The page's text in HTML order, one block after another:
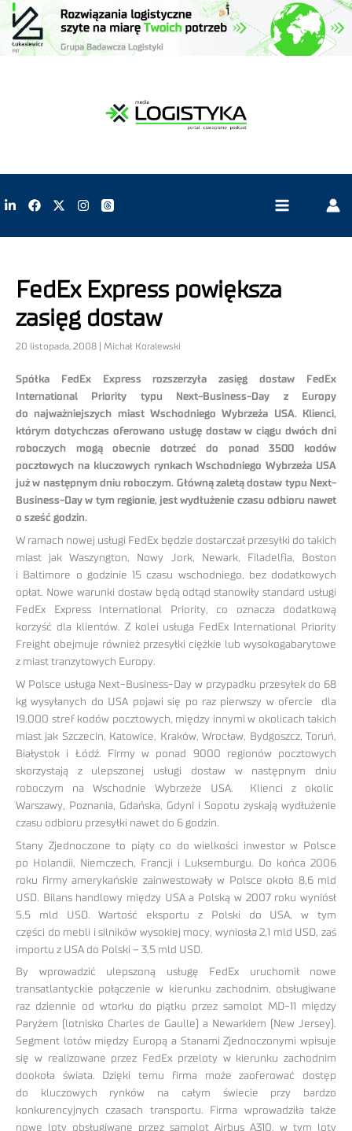
FedEx Express powiększa
zasięg dostaw
20 listopada, 2008 | Michał Koralewski
Spółka FedEx Express rozszerzyła zasięg dostaw FedEx
International Priority typu Next-Business-Day z Europy
do najważniejszych miast Wschodniego Wybrzeża USA. Klienci,
którym dotychczas oferowano usługę dostaw w ciągu dwóch dni
roboczych mogą obecnie dotrzeć do ponad 3500 kodów
pocztowych na kluczowych rynkach Wschodniego Wybrzeża USA
już w następnym dniu roboczym. Główną zaletą dostaw typu Next-
Business-Day w tym regionie, jest wydłużenie czasu odbioru nawet
o sześć godzin.
W ramach nowej usługi FedEx będzie dostarczał przesyłki do takich
miast jak Waszyngton, Nowy Jork, Newark, Filadelfia, Boston
i Baltimore o godzinie 15 czasu wschodniego, bez dodatkowych
opłat. Nowe warunki dostaw będą odtąd stanowiły standard usługi
FedEx Express International Priority, co oznacza dodatkową
korzyść dla klientów. Z kolei usługa FedEx International Priority
Freight obejmuje również przesyłki ciężkie lub wysokogabarytowe
z miast tranzytowych Europy.
W Polsce usługa Next-Business-Day w przypadku przesyłek do 68
kg wysyłanych do USA pojawi się po raz pierwszy w ofercie dla
19.000 stref kodów pocztowych, między innymi w okolicach takich
miast jak Szczecin, Katowice, Kraków, Wrocław, Bydgoszcz, Toruń,
Białystok i Łódź. Firmy w ponad 9000 regionów pocztowych
skorzystają z ulepszonej usługi dostaw w następnym dniu
roboczym na Wschodnie Wybrzeże USA. Klienci z okolic
Warszawy, Poznania, Gdańska, Gdyni i Sopotu zyskają wydłużenie
czasu odbioru przesyłki nawet do 6 godzin.
Stany Zjednoczone to piąty co do wielkości inwestor w Polsce
po Holandii, Niemczech, Francji i Luksemburgu. Do końca 2006
roku firmy amerykańskie zainwestowały w Polsce około 8,6 mld
USD. Bilans handlowy między USA a Polską w 2007 roku wyniósł
5,5 mld USD. Wartość eksportu z Polski do USA, w tym
części do mebli i silników wysokiej mocy, wyniosła 2,1 mld USD, zaś
importu z USA do Polski – 3,5 mld USD.
By wprowadzić ulepszoną usługę FedEx uruchomił nowe
transatlantyckie połączenie w kierunku zachodnim, obsługiwane
raz dziennie od wtorku do piątku przez samolot MD-11 między
Paryżem (lotnisko Charles de Gaulle) a Newarkiem (New Jersey).
Segment lotów między Europą a Stanami Zjednoczonymi wpisuje
się w realizowane przez FedEx przeloty w kierunku zachodnim
dookoła świata. Dzięki temu firma może zaoferować dostęp
do kluczowych rynków na całym świecie przy bardzo
konkurencyjnych czasach transportu. Firma wprowadziła także
nowe loty obsługiwane przez samolot Airbus A310, w tym loty